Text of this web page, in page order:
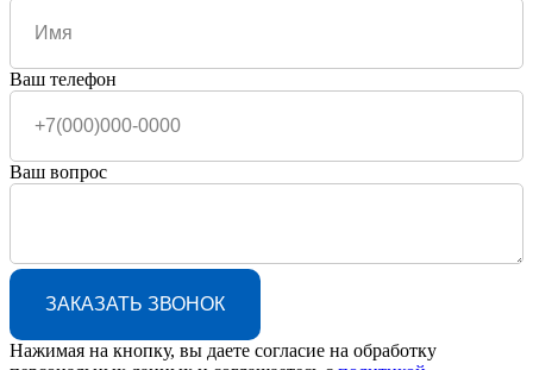
Ваш телефон
Ваш вопрос
ЗАКАЗАТЬ ЗВОНОК
Нажимая на кнопку, вы даете согласие на обработку